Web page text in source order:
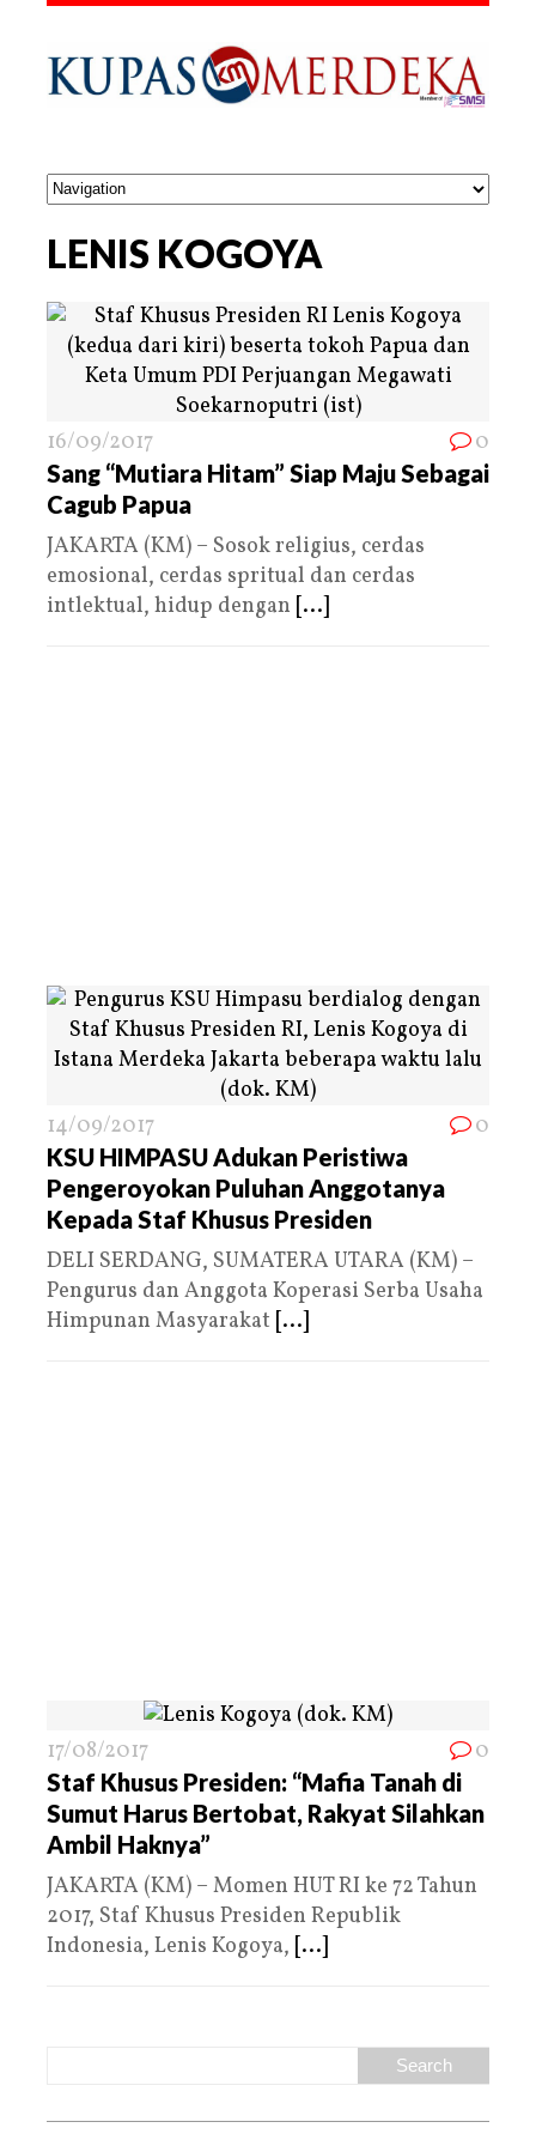
LENIS KOGOYA
16/09/2017 0
Sang “Mutiara Hitam” Siap Maju Sebagai
Cagub Papua
JAKARTA (KM) – Sosok religius, cerdas
emosional, cerdas spritual dan cerdas
intlektual, hidup dengan [...]
14/09/2017 0
KSU HIMPASU Adukan Peristiwa
Pengeroyokan Puluhan Anggotanya
Kepada Staf Khusus Presiden
DELI SERDANG, SUMATERA UTARA (KM) –
Pengurus dan Anggota Koperasi Serba Usaha
Himpunan Masyarakat [...]
17/08/2017 0
Staf Khusus Presiden: “Mafia Tanah di
Sumut Harus Bertobat, Rakyat Silahkan
Ambil Haknya”
JAKARTA (KM) – Momen HUT RI ke 72 Tahun
2017, Staf Khusus Presiden Republik
Indonesia, Lenis Kogoya, [...]